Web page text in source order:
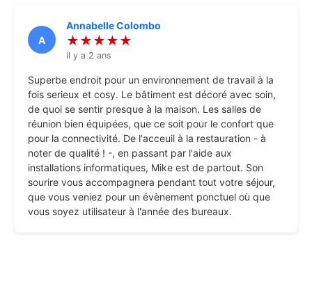
A
Annabelle Colombo
★★★★★
il y a 2 ans
Superbe endroit pour un environnement de travail à la
fois serieux et cosy. Le bâtiment est décoré avec soin,
de quoi se sentir presque à la maison. Les salles de
réunion bien équipées, que ce soit pour le confort que
pour la connectivité. De l'acceuil à la restauration - à
noter de qualité ! -, en passant par l'aide aux
installations informatiques, Mike est de partout. Son
sourire vous accompagnera pendant tout votre séjour,
que vous veniez pour un évènement ponctuel où que
vous soyez utilisateur à l'année des bureaux.